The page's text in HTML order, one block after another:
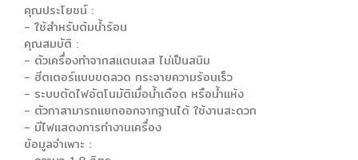
คุณประโยชน์ :
- ใช้สำหรับต้มน้ำร้อน
คุณสมบัติ :
- ตัวเครื่องทำจากสแตนเลส ไม่เป็นสนิม
- ฮีตเตอร์แบบขดลวด กระจายความร้อนเร็ว
- ระบบตัดไฟอัตโนมัติเมื่อน้ำเดือด หรือน้ำแห้ง
- ตัวกาสามารถแยกออกจากฐานได้ ใช้งานสะดวก
- มีไฟแสดงการทำงานเครื่อง
ข้อมูลจำเพาะ :